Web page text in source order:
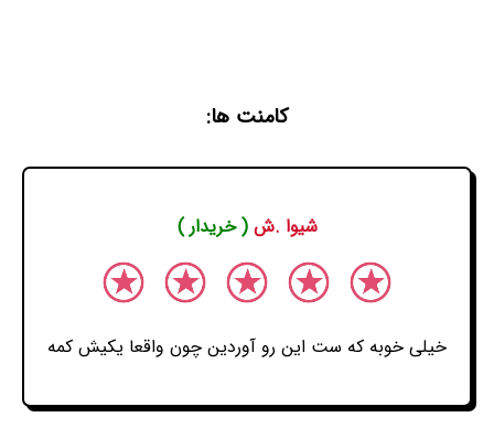
کامنت ها:
شیوا .ش( خریدار )
خیلی خوبه که ست این رو آوردین چون واقعا یکیش کمه